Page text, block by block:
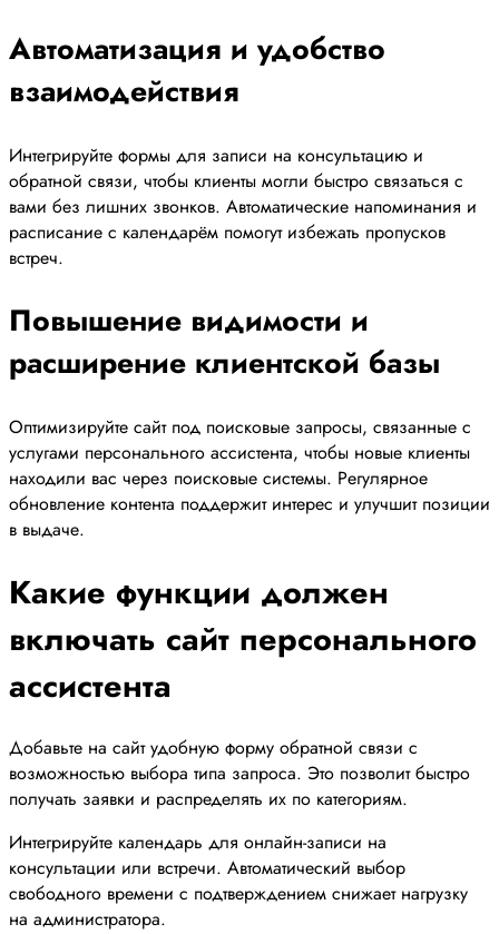
Автоматизация и удобство
взаимодействия
Интегрируйте формы для записи на консультацию и
обратной связи, чтобы клиенты могли быстро связаться с
вами без лишних звонков. Автоматические напоминания и
расписание с календарём помогут избежать пропусков
встреч.
Повышение видимости и
расширение клиентской базы
Оптимизируйте сайт под поисковые запросы, связанные с
услугами персонального ассистента, чтобы новые клиенты
находили вас через поисковые системы. Регулярное
обновление контента поддержит интерес и улучшит позиции
в выдаче.
Какие функции должен
включать сайт персонального
ассистента
Добавьте на сайт удобную форму обратной связи с
возможностью выбора типа запроса. Это позволит быстро
получать заявки и распределять их по категориям.
Интегрируйте календарь для онлайн-записи на
консультации или встречи. Автоматический выбор
свободного времени с подтверждением снижает нагрузку
на администратора.